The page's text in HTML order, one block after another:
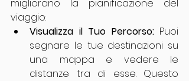
migliorano la pianificazione del
viaggio:
Visualizza il Tuo Percorso: Puoi
segnare le tue destinazioni su
una mappa e vedere le
distanze tra di esse. Questo